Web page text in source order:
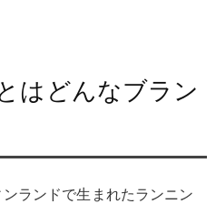
はどんなブラン
ランドで生まれたランニン